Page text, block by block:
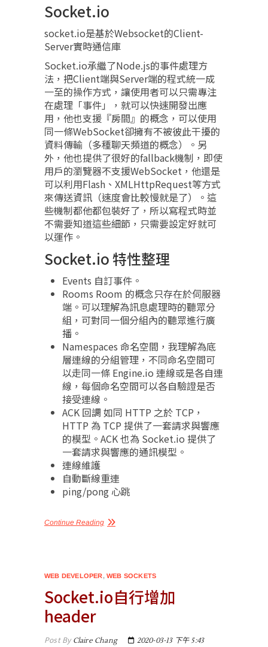
Socket.io
socket.io是基於Websocket的Client-
Server實時通信庫
Socket.io承繼了Node.js的事件處理方
法，把Client端與Server端的程式統一成
一至的操作方式，讓使用者可以只需專注
在處理「事件」，就可以快速開發出應
用，他也支援『房間』的概念，可以使用
同一條WebSocket卻擁有不被彼此干擾的
資料傳輸（多種聊天頻道的概念）。另
外，他也提供了很好的fallback機制，即使
用戶的瀏覽器不支援WebSocket，他還是
可以利用Flash、XMLHttpRequest等方式
來傳送資訊（速度會比較慢就是了）。這
些機制都他都包裝好了，所以寫程式時並
不需要知道這些細節，只需要設定好就可
以運作。
Socket.io 特性整理
Events 自訂事件。
Rooms Room 的概念只存在於伺服器
端。可以理解為訊息處理時的聽眾分
組，可對同一個分組內的聽眾進行廣
播。
Namespaces 命名空間，我理解為底
層連線的分組管理，不同命名空間可
以走同一條 Engine.io 連線或是各自連
線，每個命名空間可以各自驗證是否
接受連線。
ACK 回調 如同 HTTP 之於 TCP，
HTTP 為 TCP 提供了一套請求與響應
的模型。ACK 也為 Socket.io 提供了
一套請求與響應的通訊模型。
連線維護
自動斷線重連
ping/pong 心跳
Continue Reading
WEB DEVELOPER,WEB SOCKETS
Socket.io自行增加
header
Post ByClaire Chang 2020-03-13 下午 5:43